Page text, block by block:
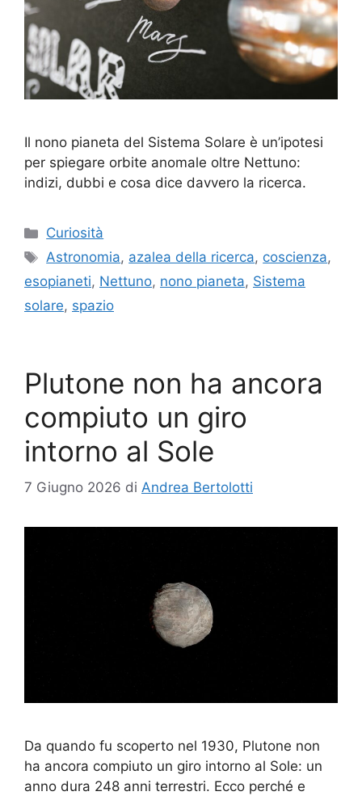
Il nono pianeta del Sistema Solare è un’ipotesi
per spiegare orbite anomale oltre Nettuno:
indizi, dubbi e cosa dice davvero la ricerca.
Categorie
Curiosità
Tag
Astronomia, azalea della ricerca, coscienza,
esopianeti, Nettuno, nono pianeta, Sistema
solare, spazio
Plutone non ha ancora
compiuto un giro
intorno al Sole
7 Giugno 2026 di Andrea Bertolotti
Da quando fu scoperto nel 1930, Plutone non
ha ancora compiuto un giro intorno al Sole: un
anno dura 248 anni terrestri. Ecco perché e